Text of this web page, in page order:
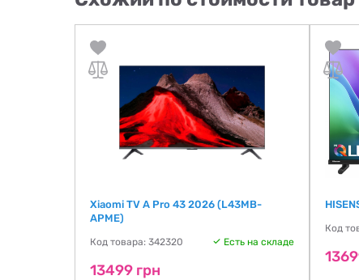
Xiaomi TV A Pro 43 2026 (L43MB-
APME)
Код товара: 342320 Есть на складе
13499 грн
Код